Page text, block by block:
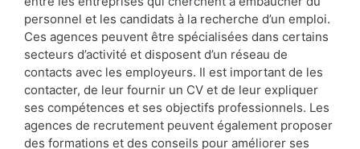
personnel et les candidats à la recherche d’un emploi.
Ces agences peuvent être spécialisées dans certains
secteurs d’activité et disposent d’un réseau de
contacts avec les employeurs. Il est important de les
contacter, de leur fournir un CV et de leur expliquer
ses compétences et ses objectifs professionnels. Les
agences de recrutement peuvent également proposer
des formations et des conseils pour améliorer ses